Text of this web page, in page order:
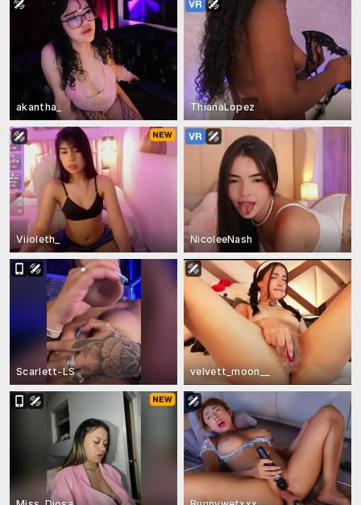
akantha_ ThianaLopez
Viioleth_ NicoleeNash
Scarlett-LS velvett_moon__